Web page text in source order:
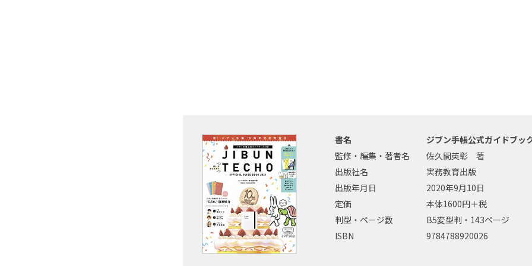
書名
ジブン手帳公式ガイドブッ
監修・編集・著者名
佐久間英彰 著
出版社名
実務教育出版
出版年月日
2020年9月10日
定価
本体1600円＋税
判型・ページ数
B5変型判・143ページ
ISBN
9784788920026